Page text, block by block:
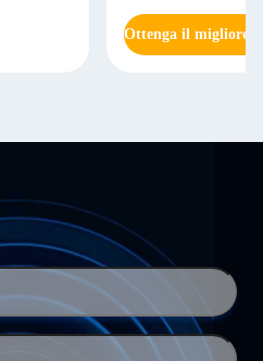
Ottenga il migliore